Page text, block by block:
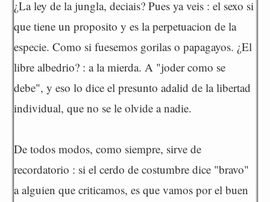
¿La ley de la jungla, deciais? Pues ya veis : el sexo si
que tiene un proposito y es la perpetuacion de la
especie. Como si fuesemos gorilas o papagayos. ¿El
libre albedrio? : a la mierda. A "joder como se
debe", y eso lo dice el presunto adalid de la libertad
individual, que no se le olvide a nadie.
De todos modos, como siempre, sirve de
recordatorio : si el cerdo de costumbre dice "bravo"
a alguien que criticamos, es que vamos por el buen